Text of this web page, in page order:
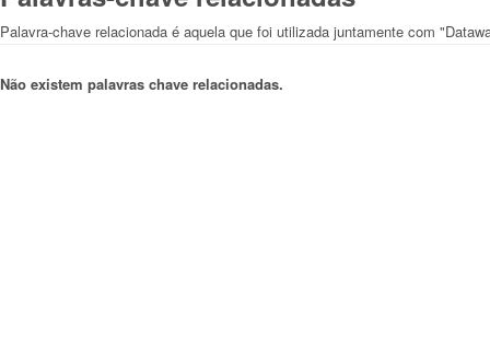
Palavra-chave relacionada é aquela que foi utilizada juntamente com
Não existem palavras chave relacionadas.